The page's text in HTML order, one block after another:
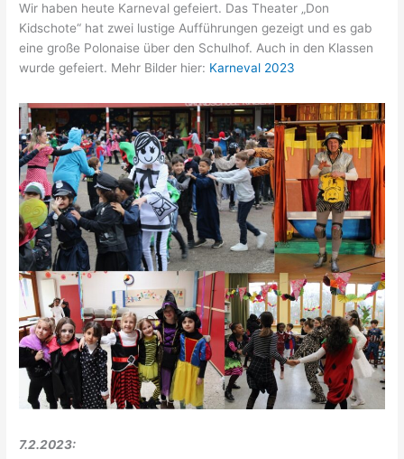
Wir haben heute Karneval gefeiert. Das Theater „Don
Kidschote“ hat zwei lustige Aufführungen gezeigt und es gab
eine große Polonaise über den Schulhof. Auch in den Klassen
wurde gefeiert. Mehr Bilder hier: Karneval 2023
7.2.2023: